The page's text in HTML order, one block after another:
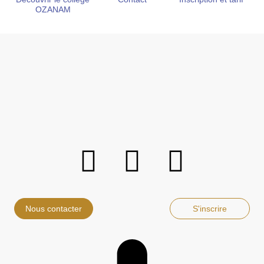
OZANAM
Nous contacter S'inscrire